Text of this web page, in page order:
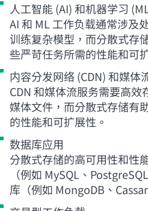
人工智能 (AI) 和机器学习
AI 和 ML 工作负载通常涉及
训练复杂模型，而分散式存
些严苛任务所需的性能和可
内容分发网络 (CDN) 和媒体
CDN 和媒体流服务需要高效
媒体文件，而分散式存储有
的性能和可扩展性。
数据库应用
分散式存储的高可用性和性
（例如 MySQL、
库（例如 MongoDB、